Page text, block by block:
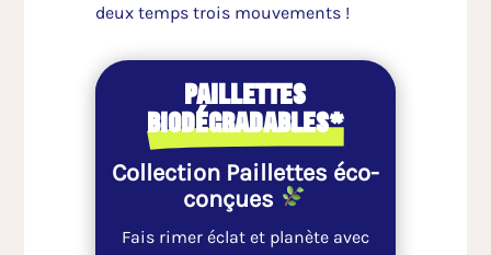
deux temps trois mouvements !
paillettes
biodégradables*
Collection Paillettes éco-
conçues
Fais rimer éclat et planète avec